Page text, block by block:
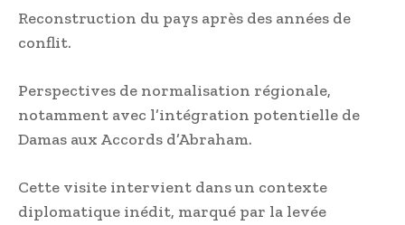
Reconstruction du pays après des années de
conflit.
Perspectives de normalisation régionale,
notamment avec l’intégration potentielle de
Damas aux Accords d’Abraham.
Cette visite intervient dans un contexte
diplomatique inédit, marqué par la levée